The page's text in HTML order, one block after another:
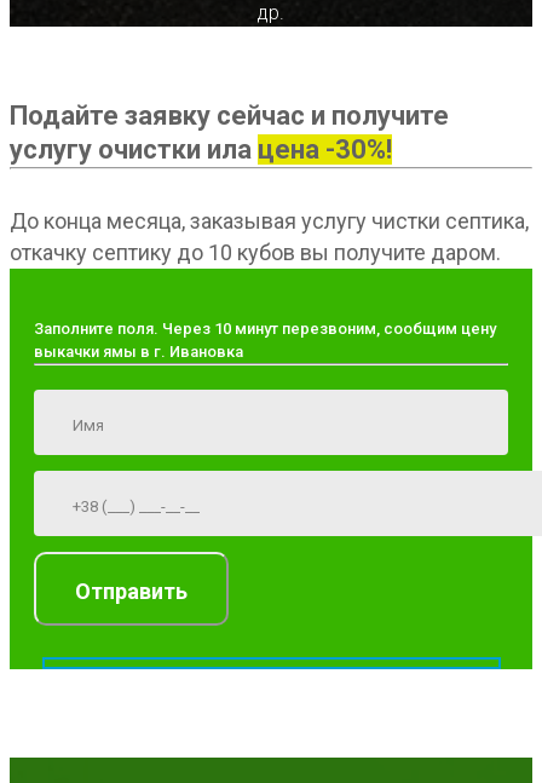
др.
Подайте заявку сейчас и получите
услугу очистки ила цена -30%!
До конца месяца, заказывая услугу чистки септика,
откачку септику до 10 кубов вы получите даром.
Заполните поля. Через 10 минут перезвоним, сообщим цену
выкачки ямы в г. Ивановка